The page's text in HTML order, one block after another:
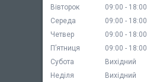
Вівторок
09:00
18:00
Середа
09:00
18:00
Четвер
09:00
18:00
Пʼятниця
09:00
18:00
Субота
Вихідний
Неділя
Вихідний